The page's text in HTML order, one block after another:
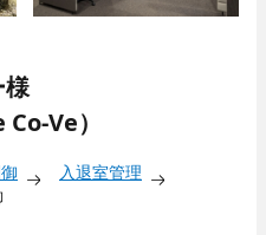
様
Ve）
入退室管理